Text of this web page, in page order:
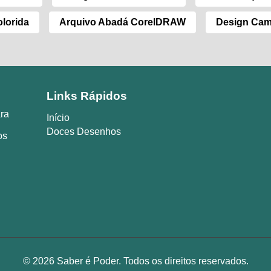
Arquivo Abadá CorelDRAW Design
Links Rápidos
Início
Doces Desenhos
© 2026 Saber é Poder. Todos os direitos reservados.